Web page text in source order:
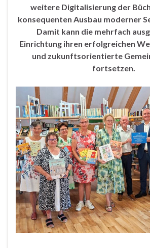
weitere Digitalisierung der
konsequenten Ausbau moderner
Damit kann die mehrfach
Einrichtung ihren erfolgreichen
und zukunftsorientierte
fortsetzen.